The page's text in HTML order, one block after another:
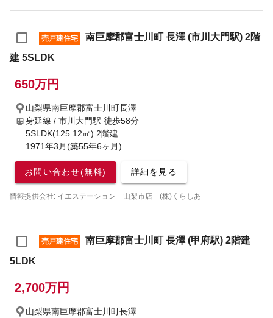
売戸建住宅
南巨摩郡富士川町 長澤 (市川大門駅) 2階
建 5SLDK
650万円
山梨県南巨摩郡富士川町長澤
身延線 / 市川大門駅 徒歩58分
5SLDK(125.12㎡) 2階建
1971年3月(築55年6ヶ月)
お問い合わせ(無料) 詳細を見る
情報提供会社: イエステーション 山梨市店 (株)くらしあ
売戸建住宅
南巨摩郡富士川町 長澤 (甲府駅) 2階建
5LDK
2,700万円
山梨県南巨摩郡富士川町長澤